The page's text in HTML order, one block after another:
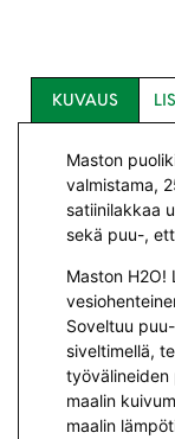
KUVAUS
Maston
valmistama,
satiinilakkaa
sekä puu-,
Maston H2O!
Soveltuu
siveltimellä,
työvälineiden
maalin
maalin